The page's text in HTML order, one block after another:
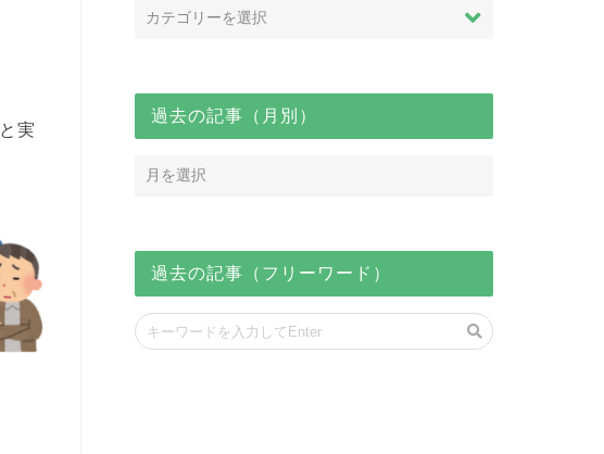
と実
過去の記事（月別）
過去の記事（フリーワード）